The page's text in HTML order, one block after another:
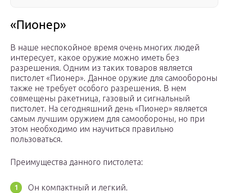
«Пионер»
В наше неспокойное время очень многих людей
интересует, какое оружие можно иметь без
разрешения. Одним из таких товаров является
пистолет «Пионер». Данное оружие для самообороны
также не требует особого разрешения. В нем
совмещены ракетница, газовый и сигнальный
пистолет. На сегодняшний день «Пионер» является
самым лучшим оружием для самообороны, но при
этом необходимо им научиться правильно
пользоваться.
Преимущества данного пистолета:
Он компактный и легкий.